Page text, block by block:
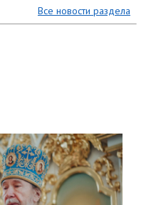
Все новости раздела